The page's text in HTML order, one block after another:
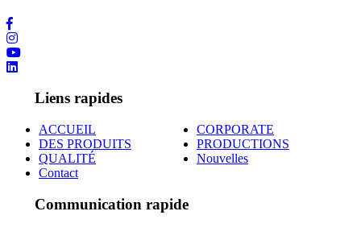
Liens rapides
ACCUEIL
CORPORATE
DES PRODUITS
PRODUCTIONS
QUALITÉ
Nouvelles
Contact
Communication rapide